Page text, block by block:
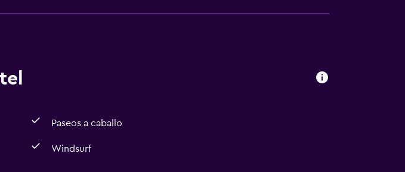
Paseos a caballo
Windsurf